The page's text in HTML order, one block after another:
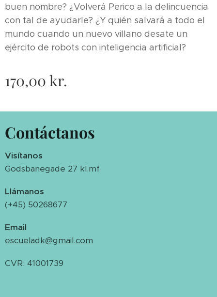
buen nombre? ¿Volverá Perico a la delincuencia
con tal de ayudarle? ¿Y quién salvará a todo el
mundo cuando un nuevo villano desate un
ejército de robots con inteligencia artificial?
170,00 kr.
Contáctanos
Visítanos
Godsbanegade 27 kl.mf
Llámanos
(+45) 50268677
Email
escueladk@gmail.com
CVR: 41001739